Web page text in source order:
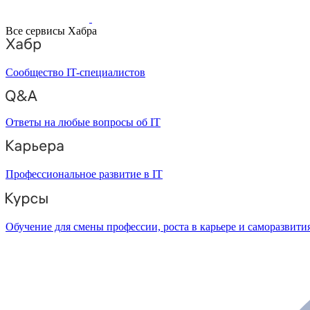
Все сервисы Хабра
Сообщество IT-специалистов
Ответы на любые вопросы об IT
Профессиональное развитие в IT
Обучение для смены профессии, роста в карьере и